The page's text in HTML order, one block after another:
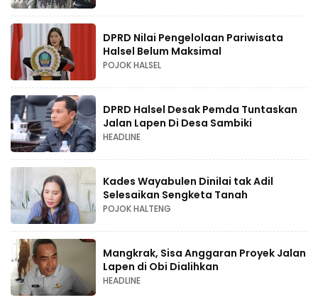
DPRD Nilai Pengelolaan Pariwisata
Halsel Belum Maksimal
POJOK HALSEL
DPRD Halsel Desak Pemda Tuntaskan
Jalan Lapen Di Desa Sambiki
HEADLINE
Kades Wayabulen Dinilai tak Adil
Selesaikan Sengketa Tanah
POJOK HALTENG
Mangkrak, Sisa Anggaran Proyek Jalan
Lapen di Obi Dialihkan
HEADLINE